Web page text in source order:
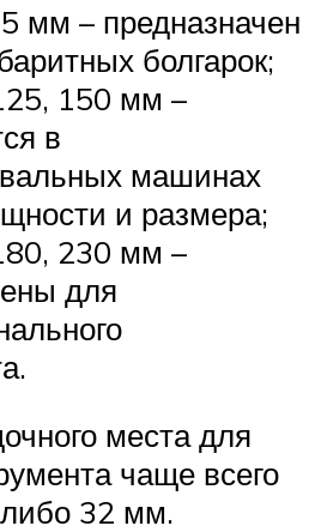
мм – предназначен
болгарок;
150 мм –
в
машинах
и размера;
230 мм –
для
места для
чаще всего
либо 32 мм.